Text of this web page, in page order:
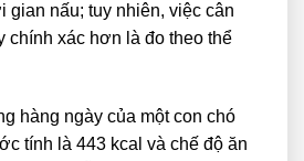
gian nấu; tuy nhiên, việc cân
chính xác hơn là đo theo thể
hàng ngày của một con chó
tính là 443 kcal và chế độ ăn